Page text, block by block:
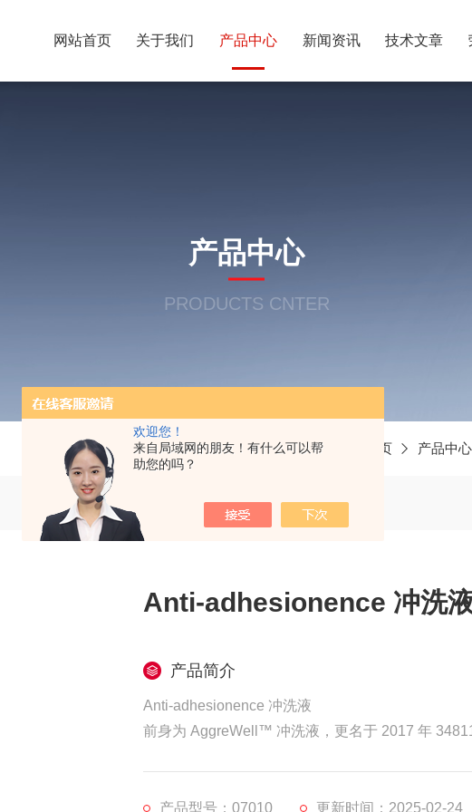
欢迎您！
来自局域网的朋友！有什么可以帮
助您的吗？
网站首页 关于我们 产品中心 新闻资讯 技术文章
产品中心
PRODUCTS CNTER
当前位置： 首页 产品中心
Anti-adhesionence 冲洗
产品简介
Anti-adhesionence 冲洗液
前身为 AggreWell™ 冲洗液，更名于 2017 年
防止细胞粘附。它可与培养板、培养瓶、移液管、
产品型号：07010 更新时间：2025-02-24